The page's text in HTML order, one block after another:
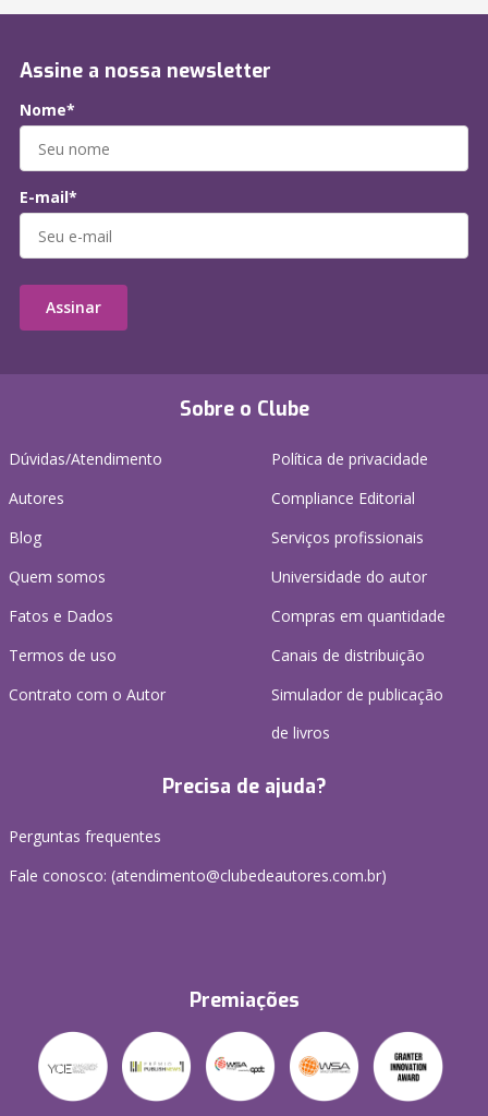
Sobre o Clube
Dúvidas/Atendimento
Autores
Blog
Quem somos
Fatos e Dados
Termos de uso
Contrato com o Autor
Política de privacidade
Compliance Editorial
Serviços profissionais
Universidade do autor
Compras em quantidade
Canais de distribuição
Simulador de publicação
de livros
Precisa de ajuda?
Perguntas frequentes
Fale conosco: (atendimento@clubedeautores.com.br)
Premiações
Assine a nossa newsletter
Nome*
E-mail*
Assinar